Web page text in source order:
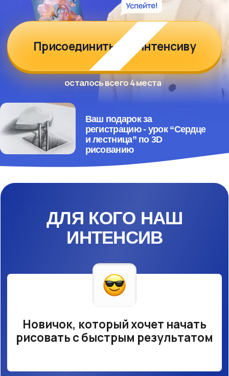
Ваш подарок за
регистрацию - урок “Сердце
и лестница” по 3D
ДЛЯ КОГО НАШ
ИНТЕНСИВ
Новичок, который хочет начать
рисовать с быстрым результатом
Обладатель графического
планшета, который не
новых техник